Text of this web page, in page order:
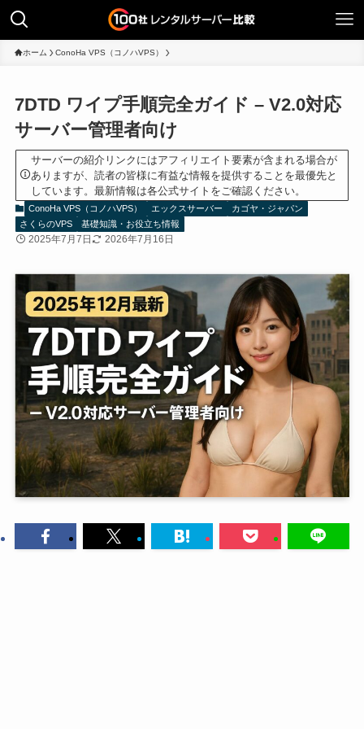
ホーム ConoHa VPS（コノハVPS）
7DTD ワイプ手順完全ガイド – V2.0対応
サーバー管理者向け
サーバーの紹介リンクにはアフィリエイト要素が含まれる場合が
ありますが、読者の皆様に有益な情報を提供することを最優先と
しています。最新情報は各公式サイトをご確認ください。
ConoHa VPS（コノハVPS） エックスサーバー
カゴヤ・ジャパン
さくらのVPS
基礎知識・お役立ち情報
2025年7月7日 2026年7月16日